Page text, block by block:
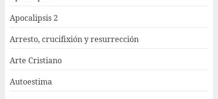
Apocalipsis 2
Arresto, crucifixión y resurrección
Arte Cristiano
Autoestima